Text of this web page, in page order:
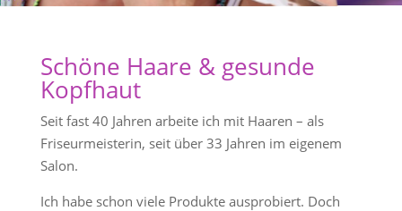
Schöne Haare & gesunde
Kopfhaut
Seit fast 40 Jahren arbeite ich mit Haaren – als
Friseurmeisterin, seit über 33 Jahren im eigenem
Salon.
Ich habe schon viele Produkte ausprobiert. Doch